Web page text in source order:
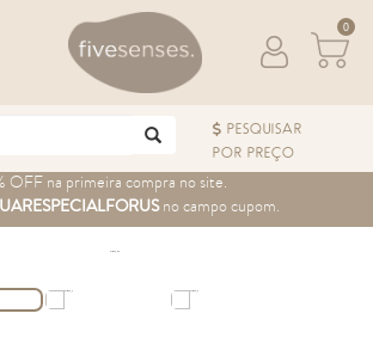
OFF na primeira compra no site.
no campo cupom.
0
PESQUISAR
POR PREÇO